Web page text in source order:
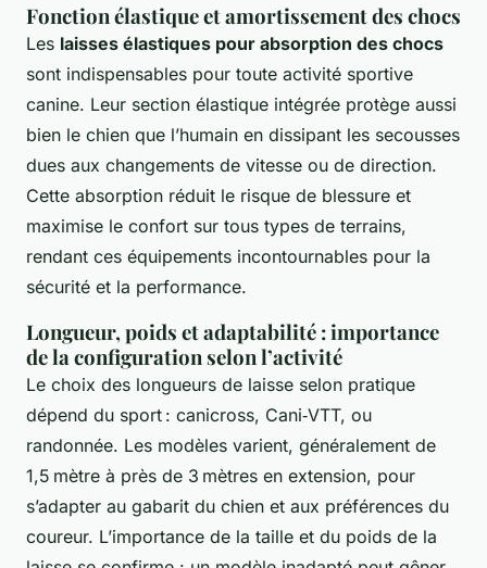
Fonction élastique et amortissement des chocs
Les laisses élastiques pour absorption des chocs
sont indispensables pour toute activité sportive
canine. Leur section élastique intégrée protège aussi
bien le chien que l’humain en dissipant les secousses
dues aux changements de vitesse ou de direction.
Cette absorption réduit le risque de blessure et
maximise le confort sur tous types de terrains,
rendant ces équipements incontournables pour la
sécurité et la performance.
Longueur, poids et adaptabilité : importance
de la configuration selon l’activité
Le choix des longueurs de laisse selon pratique
dépend du sport : canicross, Cani‑VTT, ou
randonnée. Les modèles varient, généralement de
1,5 mètre à près de 3 mètres en extension, pour
s’adapter au gabarit du chien et aux préférences du
coureur. L’importance de la taille et du poids de la